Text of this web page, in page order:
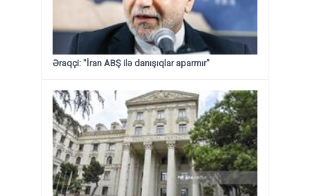
Əraqçi: "İran ABŞ ilə danışıqlar aparmır"